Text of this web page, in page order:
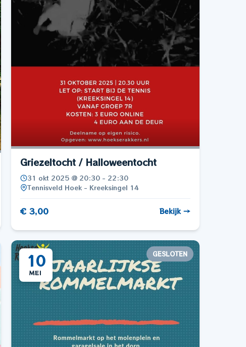
Griezeltocht / Halloweentocht
31 okt 2025 @ 20:30 - 22:30
Tennisveld Hoek - Kreeksingel 14
€ 3,00 Bekijk →
10
MEI
GESLOTEN